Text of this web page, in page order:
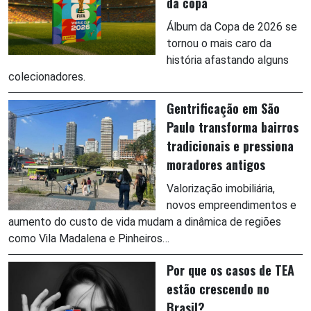
Álbum da Copa de 2026 se
tornou o mais caro da
história afastando alguns
colecionadores.
Gentrificação em São
Paulo transforma bairros
tradicionais e pressiona
moradores antigos
Valorização imobiliária,
novos empreendimentos e
aumento do custo de vida mudam a dinâmica de regiões
como Vila Madalena e Pinheiros…
Por que os casos de TEA
estão crescendo no